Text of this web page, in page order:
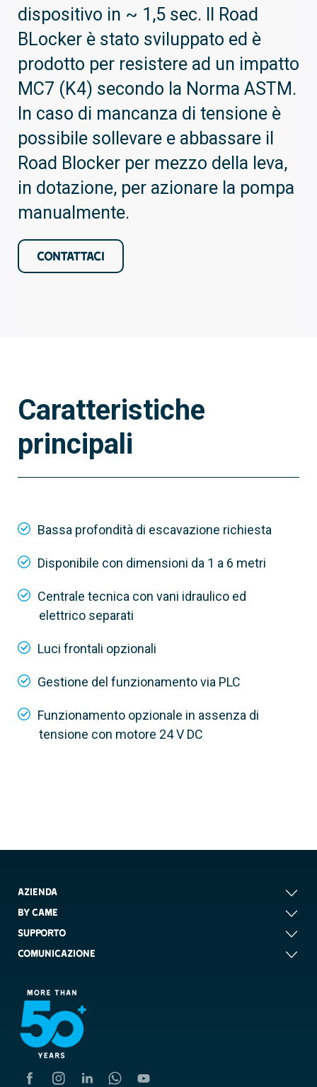
dispositivo in ~ 1,5 sec. Il Road
BLocker è stato sviluppato ed è
prodotto per resistere ad un impatto
MC7 (K4) secondo la Norma ASTM.
In caso di mancanza di tensione è
possibile sollevare e abbassare il
Road Blocker per mezzo della leva,
in dotazione, per azionare la pompa
manualmente.
CONTATTACI
Caratteristiche
principali
Bassa profondità di escavazione richiesta
Disponibile con dimensioni da 1 a 6 metri
Centrale tecnica con vani idraulico ed
elettrico separati
Luci frontali opzionali
Gestione del funzionamento via PLC
Funzionamento opzionale in assenza di
tensione con motore 24 V DC
AZIENDA
BY CAME
SUPPORTO
COMUNICAZIONE